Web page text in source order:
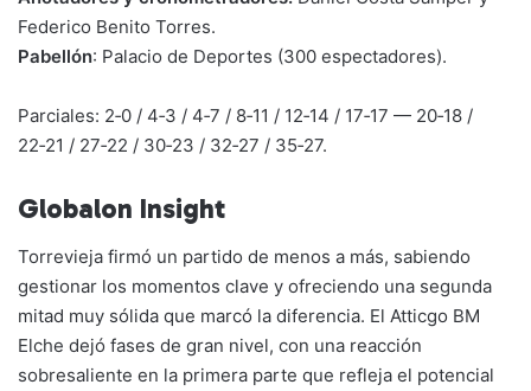
Federico Benito Torres.
Pabellón: Palacio de Deportes (300 espectadores).
Parciales: 2‑0 / 4‑3 / 4‑7 / 8‑11 / 12‑14 / 17‑17 — 20‑18 /
22‑21 / 27‑22 / 30‑23 / 32‑27 / 35‑27.
Globalon Insight
Torrevieja firmó un partido de menos a más, sabiendo
gestionar los momentos clave y ofreciendo una segunda
mitad muy sólida que marcó la diferencia. El Atticgo BM
Elche dejó fases de gran nivel, con una reacción
sobresaliente en la primera parte que refleja el potencial